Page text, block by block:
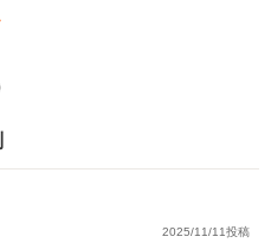
L
2025/11/11投稿